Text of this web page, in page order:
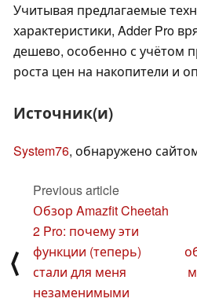
Учитывая предлагаемые
характеристики, Adder Pro
дешево, особенно с учётом
роста цен на накопители и
Источник(и)
System76, обнаружено
⟨
Previous article
Обзор Amazfit Cheetah
2 Pro: почему эти
функции (теперь)
стали для меня
незаменимыми